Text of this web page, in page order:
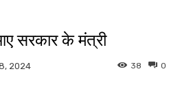
सरकार के मंत्री
2024 0
38